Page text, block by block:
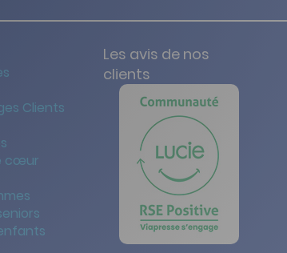
Clients
cœur
Les avis de nos
clients